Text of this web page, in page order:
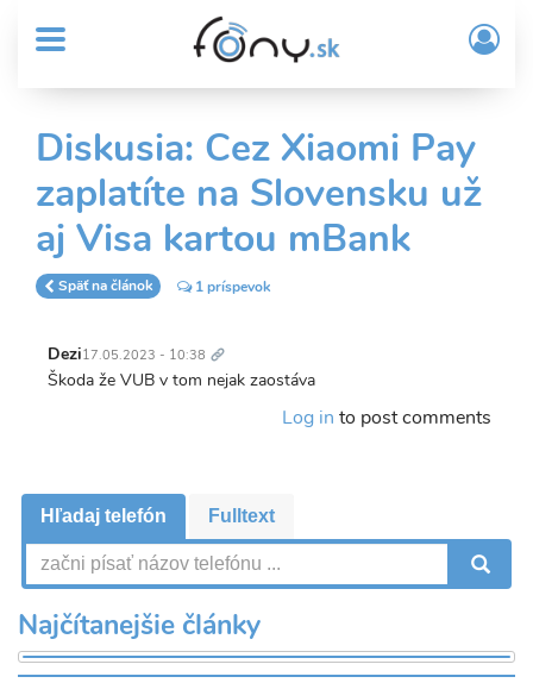
obsah
MENU
Sub
Header
menu
User
account
menu
/
Diskusia: Cez Xiaomi Pay
zaplatíte na Slovensku už
aj Visa kartou mBank
Späť na článok 1 príspevok
Dezi17.05.2023 - 10:38 odkaz
Škoda že VUB v tom nejak zaostáva
Log in to post comments
Hľadaj telefón Fulltext
Najčítanejšie články